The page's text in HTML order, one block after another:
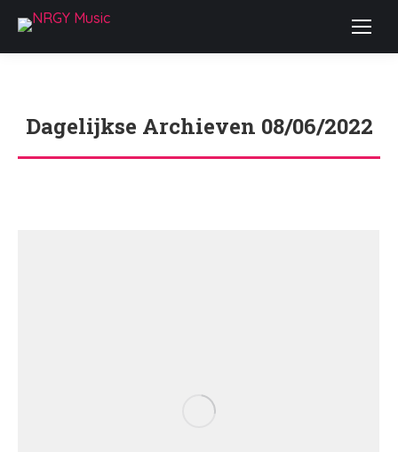
Dagelijkse Archieven 08/06/2022
Je bent hier: